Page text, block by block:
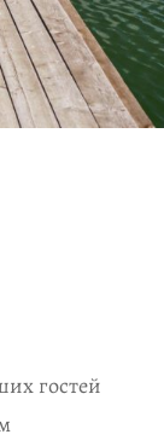
гостей